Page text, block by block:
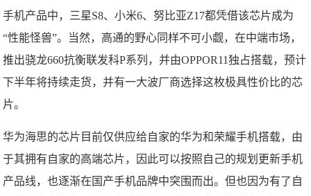
手机产品中，三星S8、小米6、努比亚Z17都凭借该芯片成为
“性能怪兽”。当然，高通的野心同样不可小觑，在中端市场，
推出骁龙660抗衡联发科P系列，并由OPPOR11独占搭载，预计
下半年将持续走货，并有一大波厂商选择这枚极具性价比的芯
片。
华为海思的芯片目前仅供应给自家的华为和荣耀手机搭载，由
于其拥有自家的高端芯片，因此可以按照自己的规划更新手机
产品线，也逐渐在国产手机品牌中突围而出。但也因为有了自